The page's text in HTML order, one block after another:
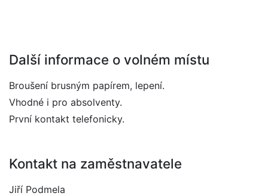
Další informace o volném místu
Broušení brusným papírem, lepení.
Vhodné i pro absolventy.
První kontakt telefonicky.
Kontakt na zaměstnavatele
Jiří Podmela